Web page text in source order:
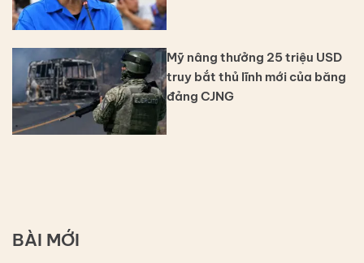
Mỹ nâng thưởng 25 triệu USD
truy bắt thủ lĩnh mới của băng
đảng CJNG
BÀI MỚI